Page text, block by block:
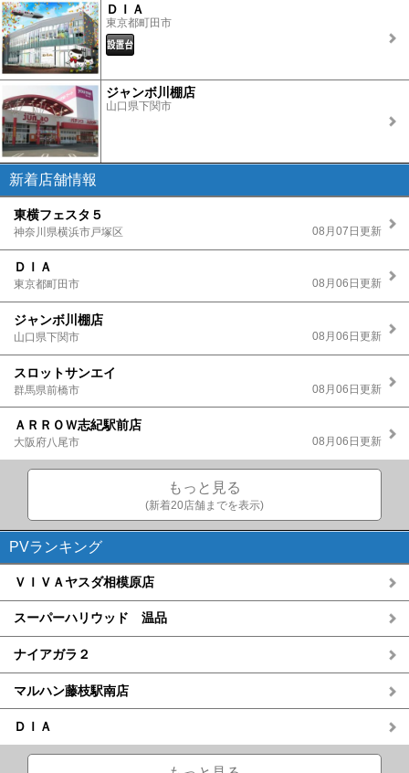
ＤＩＡ
東京都町田市
ジャンボ川棚店
山口県下関市
新着店舗情報
東横フェスタ５
神奈川県横浜市戸塚区 08月07日更新
ＤＩＡ
東京都町田市 08月06日更新
ジャンボ川棚店
山口県下関市 08月06日更新
スロットサンエイ
群馬県前橋市 08月06日更新
ＡＲＲＯＷ志紀駅前店
大阪府八尾市 08月06日更新
もっと見る
(新着20店舗までを表示)
PVランキング
ＶＩＶＡヤスダ相模原店
スーパーハリウッド 温品
ナイアガラ２
マルハン藤枝駅南店
ＤＩＡ